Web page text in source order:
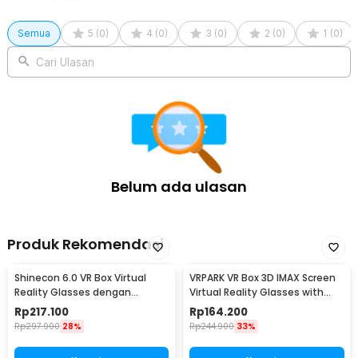
Semua 5 (0) 4 (0) 3 (0) 2 (0) 1 (0)
Cari Ulasan
Belum ada ulasan
Produk Rekomendasi
Shinecon 6.0 VR Box Virtual
Reality Glasses dengan
Headphone
Rp217.100
Rp297.900 28%
VRPARK VR Box 3D IMAX Screen
Virtual Reality Glasses with
Headphone - J20
Rp164.200
Rp244.900 33%